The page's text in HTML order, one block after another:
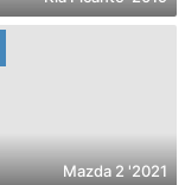
2021' Mazda 2